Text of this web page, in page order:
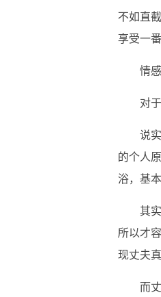
不如直
享受一
情
对
说
的个人
浴，基
其
所以才
现丈夫
而